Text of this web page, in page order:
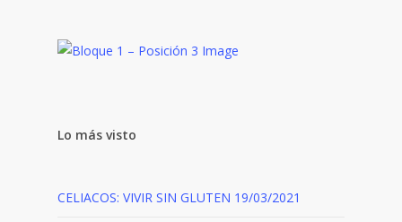
Lo más visto
CELIACOS: VIVIR SIN GLUTEN 19/03/2021